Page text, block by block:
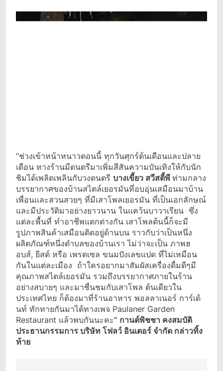
“ช่วงเข้าหน้าหนาวตอนนี้ ทุกวันศุกร์ต้นเดือนและปลาย
เดือน ทางร้านมีดนตรีมาเพิ่มสีสันความบันเทิงให้กับนัก
ชิมได้เพลิดเพลินกับวงดนตรี บางเขี้ยว สวีสตี้พี ท่ามกลาง
บรรยากาศของบ้านสไตล์เยอรมันที่อบอุ่นเสมือนมาบ้าน
เพื่อนและสวนสวยๆ ที่มีเสาโพลเยอรมัน ที่เป็นเอกลักษณ์
และมีประวัติมาอย่างยาวนาน ในแคว้นบาวาเรียน ซึ่ง
แต่ละพื้นที่ ทำอาชีพแตกต่างกัน เสาโพลต้นนี้ก็จะมี
รูปภาพสินค้าเสมือนติดอยู่ด้านบน ราวกับว่าเป็นหนึ่ง
ผลิตภัณฑ์หนึ่งตำบลของบ้านเรา ไม่ว่าจะเป็น ภาพฮ
อบส์, ยีสต์ หรือ เพรตเซล ขนมปังเลขแปด ที่ไม่เหมือน
กันในแต่ละเมือง ถ้าใครอยากมาสัมผัสเครื่องดื่มดีๆมี
คุณภาพสไตล์เยอรมัน รวมถึงบรรยากาศภายในร้าน
อย่างสบายๆ และมาชื่นชมกับเสาโพล ต้นเดียวใน
ประเทศไทย ก็ต้องมาที่ร้านอาหาร พอลลาเนอร์ การ์เด้
นท์ ทักทายกันมาได้ทางเพจ Paulaner Garden
Restaurant แล้วพบกันนะคะ” กานต์พิชชา คงสมบัติ
ประธานกรรมการ บริษัท โฟลว์ อินเตอร์ จำกัด กล่าวทิ้ง
ท้าย